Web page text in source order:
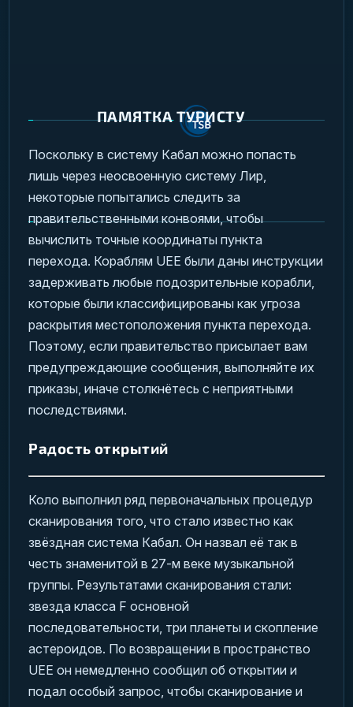
ПАМЯТКА ТУРИСТУ
Поскольку в систему Кабал можно попасть
лишь через неосвоенную систему Лир,
некоторые попытались следить за
правительственными конвоями, чтобы
вычислить точные координаты пункта
перехода. Кораблям UEE были даны инструкции
задерживать любые подозрительные корабли,
которые были классифицированы как угроза
раскрытия местоположения пункта перехода.
Поэтому, если правительство присылает вам
предупреждающие сообщения, выполняйте их
приказы, иначе столкнётесь с неприятными
последствиями.
Радость открытий
Коло выполнил ряд первоначальных процедур
сканирования того, что стало известно как
звёздная система Кабал. Он назвал её так в
честь знаменитой в 27-м веке музыкальной
группы. Результатами сканирования стали:
звезда класса F основной
последовательности, три планеты и скопление
астероидов. По возвращении в пространство
UEE он немедленно сообщил об открытии и
подал особый запрос, чтобы сканирование и